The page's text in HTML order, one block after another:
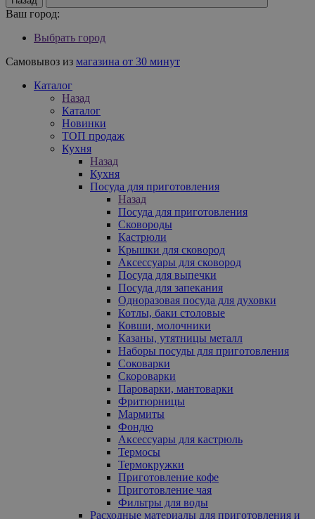
Ваш город:
Выбрать город
Самовывоз из магазина от 30 минут
Каталог
Назад
Каталог
Новинки
ТОП продаж
Кухня
Назад
Кухня
Посуда для приготовления
Назад
Посуда для приготовления
Сковороды
Кастрюли
Крышки для сковород
Аксессуары для сковород
Посуда для выпечки
Посуда для запекания
Одноразовая посуда для духовки
Котлы, баки столовые
Ковши, молочники
Казаны, утятницы металл
Наборы посуды для приготовления
Соковарки
Скороварки
Пароварки, мантоварки
Фритюрницы
Мармиты
Фондю
Аксессуары для кастрюль
Термосы
Термокружки
Приготовление кофе
Приготовление чая
Фильтры для воды
Расходные материалы для приготовления и